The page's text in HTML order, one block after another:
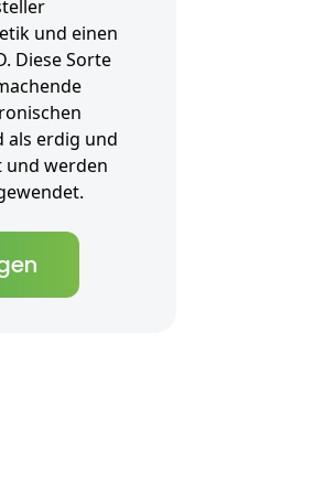
und einen
Diese Sorte
als erdig und
und werden